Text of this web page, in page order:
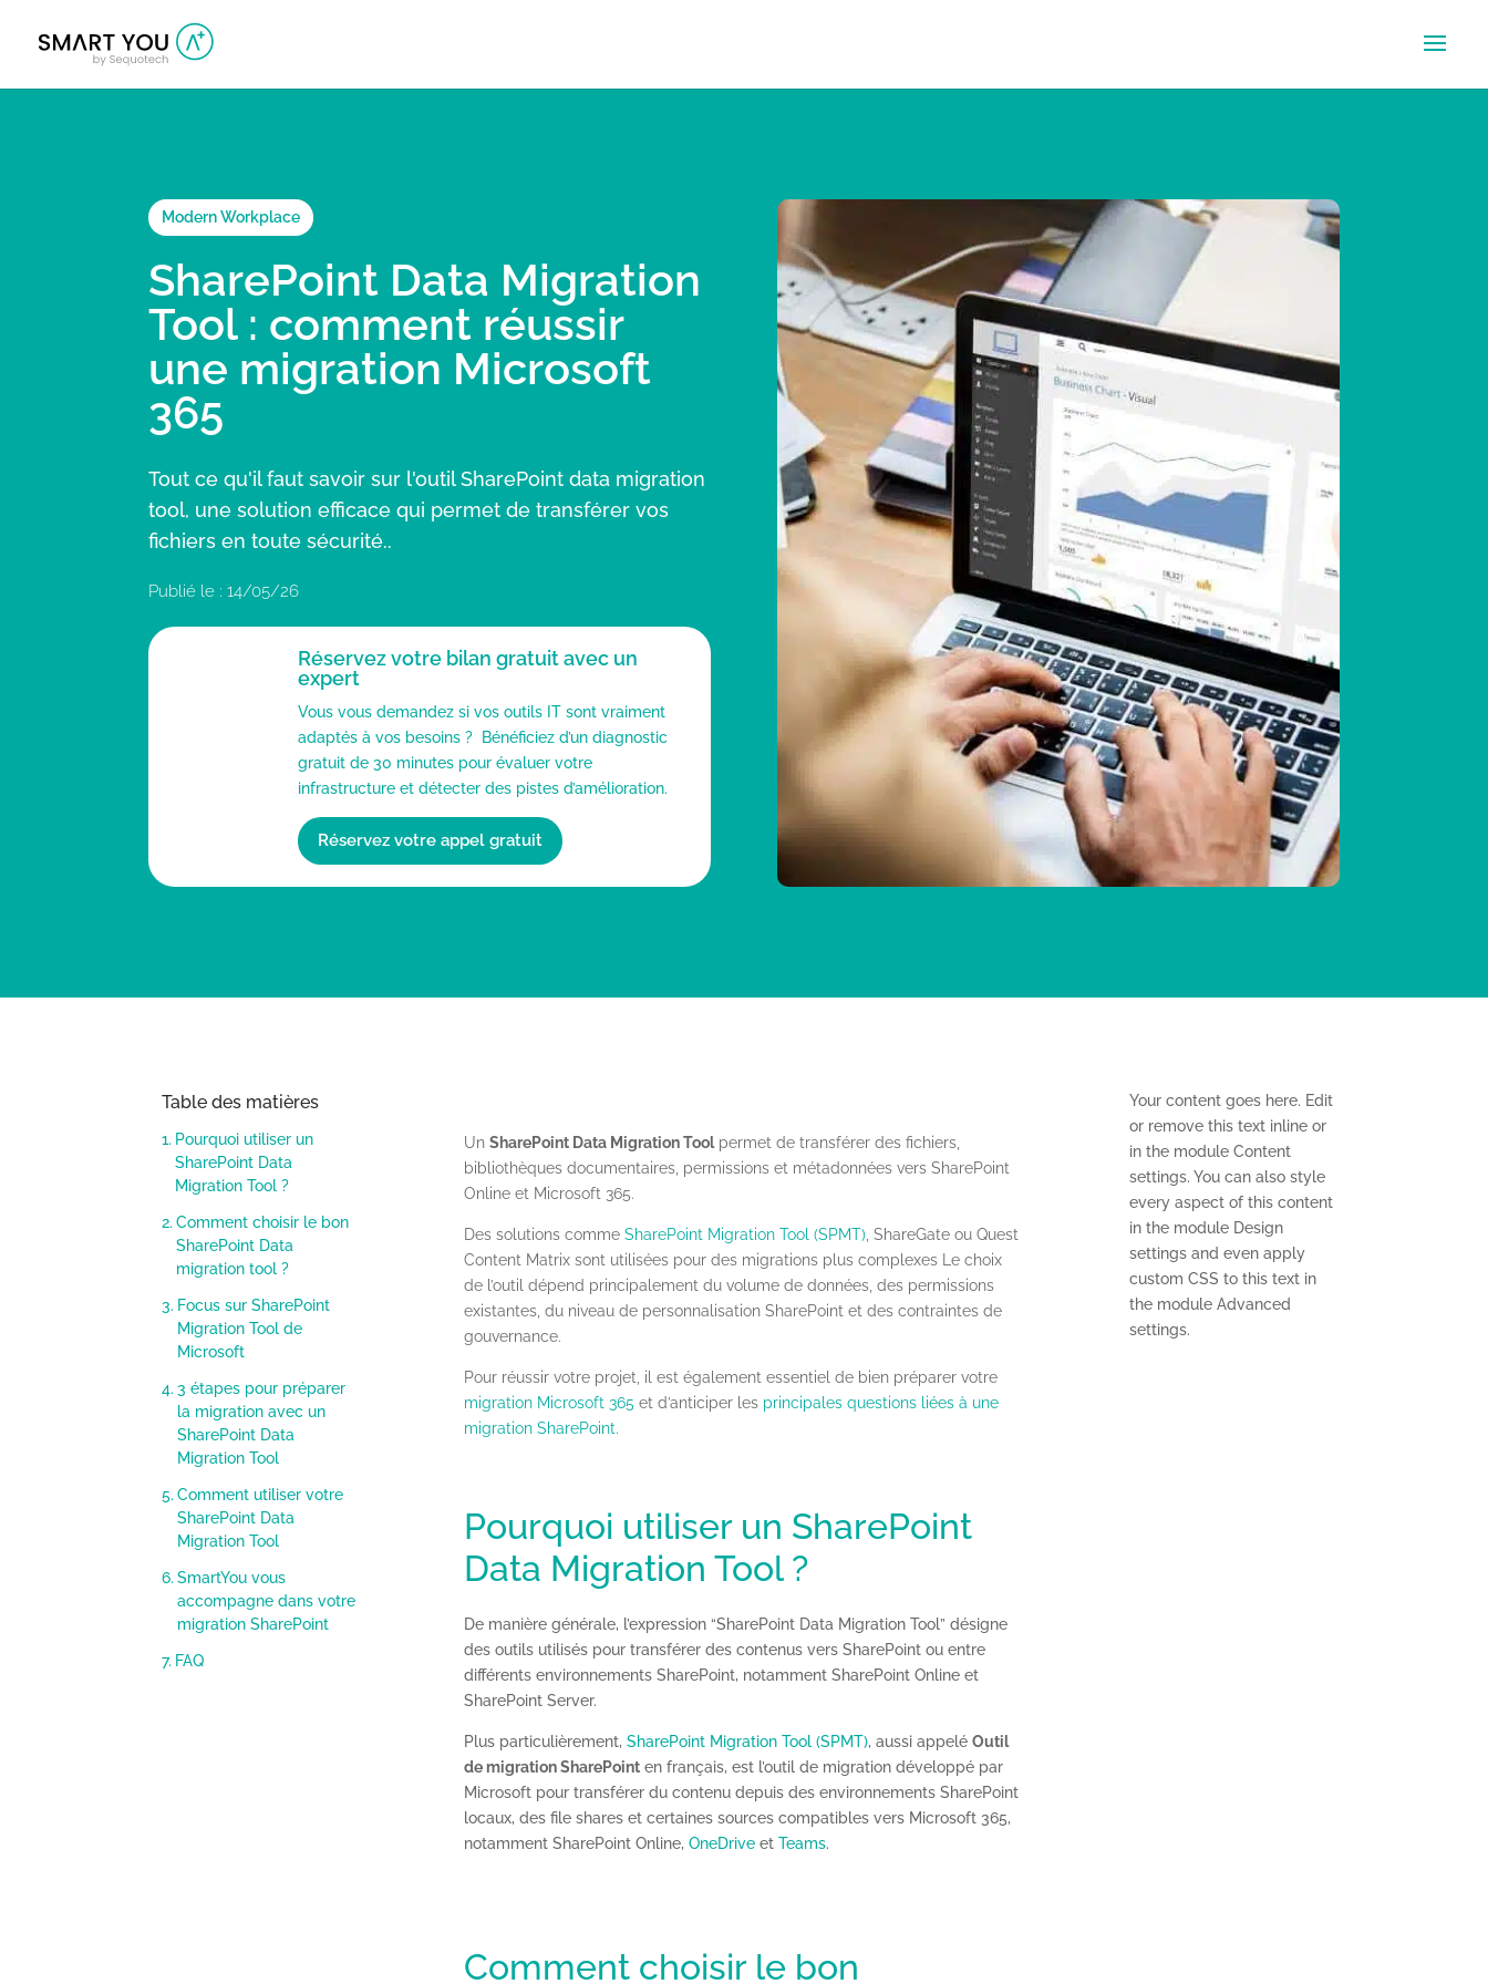
Modern Workplace
SharePoint Data Migration
Tool : comment réussir
une migration Microsoft
365
Tout ce qu'il faut savoir sur l'outil SharePoint data migration
tool, une solution efficace qui permet de transférer vos
fichiers en toute sécurité..
Publié le : 14/05/26
Réservez votre bilan gratuit avec un
expert
Vous vous demandez si vos outils IT sont vraiment
adaptés à vos besoins ? Bénéficiez d’un diagnostic
gratuit de 30 minutes pour évaluer votre
infrastructure et détecter des pistes d’amélioration.
Réservez votre appel gratuit
Table des matières
Pourquoi utiliser un
SharePoint Data
Migration Tool ?
Comment choisir le bon
SharePoint Data
migration tool ?
Focus sur SharePoint
Migration Tool de
Microsoft
3 étapes pour préparer
la migration avec un
SharePoint Data
Migration Tool
Comment utiliser votre
SharePoint Data
Migration Tool
SmartYou vous
accompagne dans votre
migration SharePoint
FAQ
UnSharePoint Data Migration Toolpermet de transférer des fichiers,
bibliothèques documentaires, permissions et métadonnées vers SharePoint
Online et Microsoft 365.
Des solutions commeSharePoint Migration Tool (SPMT) , ShareGate ou Quest
Content Matrix sont utilisées pour des migrations plus complexes Le choix
de l’outil dépend principalement du volume de données, des permissions
existantes, du niveau de personnalisation SharePoint et des contraintes de
gouvernance.
Pour réussir votre projet, il est également essentiel de bien préparer votre
migration Microsoft 365 et d’anticiper les principales questions liées à une
migration SharePoint.
Pourquoi utiliser un SharePoint
Data Migration Tool ?
De manière générale, l’expression “SharePoint Data Migration Tool” désigne
des outils utilisés pour transférer des contenus vers SharePoint ou entre
différents environnements SharePoint, notamment SharePoint Online et
SharePoint Server.
Plus particulièrement,SharePoint Migration Tool (SPMT), aussi appeléOutil
de migration SharePoint en français, est l’outil de migration développé par
Microsoft pour transférer du contenu depuis des environnements SharePoint
locaux, des file shares et certaines sources compatibles vers Microsoft 365,
notamment SharePoint Online,OneDrive etTeams.
Comment choisir le bon
Your content goes here. Edit
or remove this text inline or
in the module Content
settings. You can also style
every aspect of this content
in the module Design
settings and even apply
custom CSS to this text in
the module Advanced
settings.